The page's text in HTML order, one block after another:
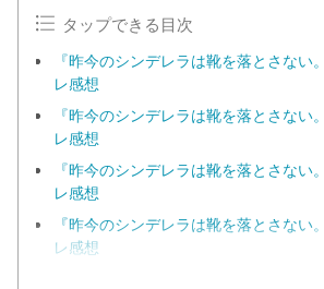
タップできる目次
『昨今のシンデレラは靴を落とさない
レ感想
『昨今のシンデレラは靴を落とさない
レ感想
『昨今のシンデレラは靴を落とさない
レ感想
『昨今のシンデレラは靴を落とさない
レ感想